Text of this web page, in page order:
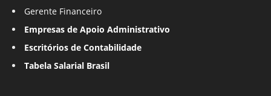
Gerente Financeiro
Empresas de Apoio Administrativo
Escritórios de Contabilidade
Tabela Salarial Brasil